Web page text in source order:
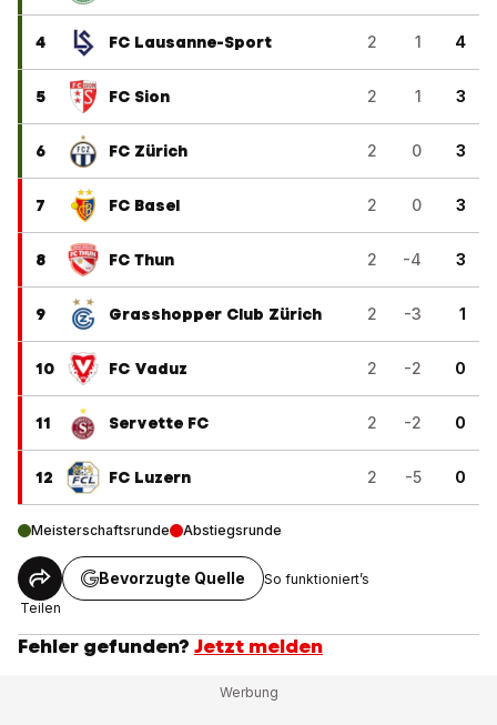
4 FC Lausanne-Sport 2 1 4
5 FC Sion 2 1 3
6 FC Zürich 2 0 3
7 FC Basel 2 0 3
8 FC Thun 2 -4 3
9 Grasshopper Club Zürich 2 -3 1
10 FC Vaduz 2 -2 0
11 Servette FC 2 -2 0
12 FC Luzern 2 -5 0
Meisterschaftsrunde Abstiegsrunde
Teilen
Bevorzugte Quelle So funktioniert’s
Fehler gefunden? Jetzt melden